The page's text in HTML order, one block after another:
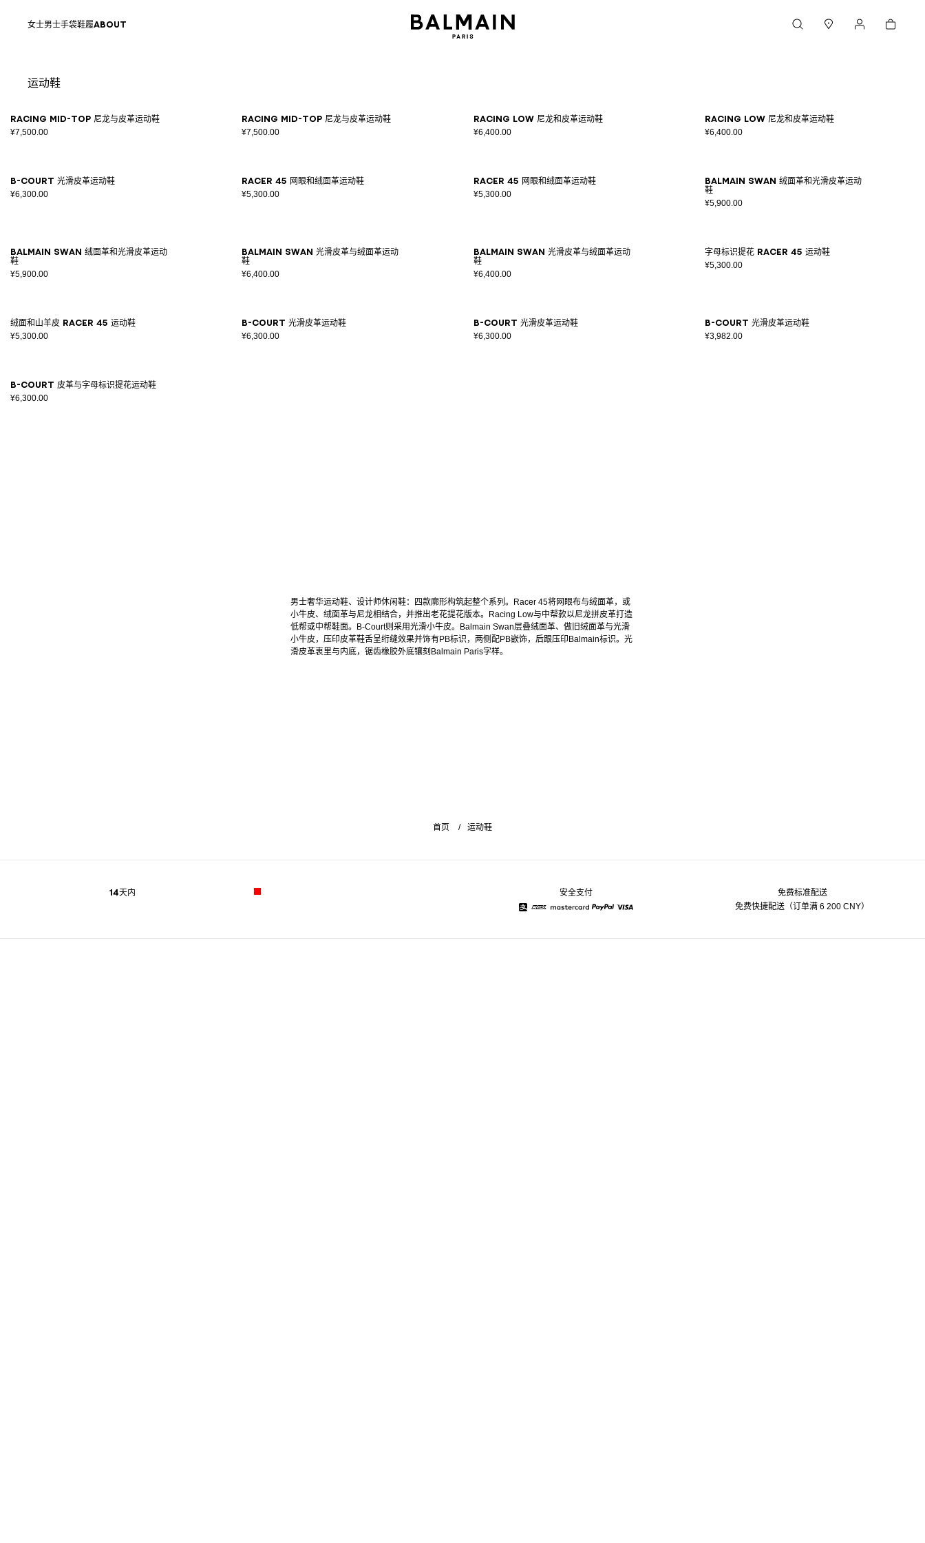
女士男士手袋鞋履ABOUT 购物车
运动鞋
Racing Mid-Top 尼龙与皮革运动鞋
¥7,500.00
Racing Mid-Top 尼龙与皮革运动鞋
¥7,500.00
Racing Low 尼龙和皮革运动鞋
¥6,400.00
Racing Low 尼龙和皮革运动鞋
¥6,400.00
B-Court 光滑皮革运动鞋
¥6,300.00
Racer 45 网眼和绒面革运动鞋
¥5,300.00
Racer 45 网眼和绒面革运动鞋
¥5,300.00
Balmain Swan 绒面革和光滑皮革运动
鞋
¥5,900.00
Balmain Swan 绒面革和光滑皮革运动
鞋
¥5,900.00
Balmain Swan 光滑皮革与绒面革运动
鞋
¥6,400.00
Balmain Swan 光滑皮革与绒面革运动
鞋
¥6,400.00
字母标识提花 Racer 45 运动鞋
¥5,300.00
绒面和山羊皮 Racer 45 运动鞋
¥5,300.00
B-Court 光滑皮革运动鞋
¥6,300.00
B-Court 光滑皮革运动鞋
¥6,300.00
B-Court 光滑皮革运动鞋
¥3,982.00
B-Court 皮革与字母标识提花运动鞋
¥6,300.00
男士奢华运动鞋、设计师休闲鞋：四款廓形构筑起整个系列。Racer 45将网眼布与绒面革，或
小牛皮、绒面革与尼龙相结合，并推出老花提花版本。Racing Low与中帮款以尼龙拼皮革打造
低帮或中帮鞋面。B-Court则采用光滑小牛皮。Balmain Swan层叠绒面革、做旧绒面革与光滑
小牛皮，压印皮革鞋舌呈绗缝效果并饰有PB标识，两侧配PB嵌饰，后跟压印Balmain标识。光
滑皮革衷里与内底，锯齿橡胶外底镶刻Balmain Paris字样。
首页 运动鞋
14天内 安全支付 免费标准配送
免费快捷配送（订单满 6 200 CNY）